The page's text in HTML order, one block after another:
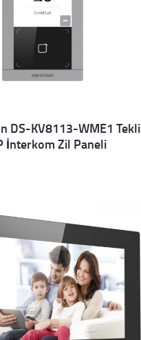
DS-KV8113-WME1 Tekli
İnterkom Zil Paneli